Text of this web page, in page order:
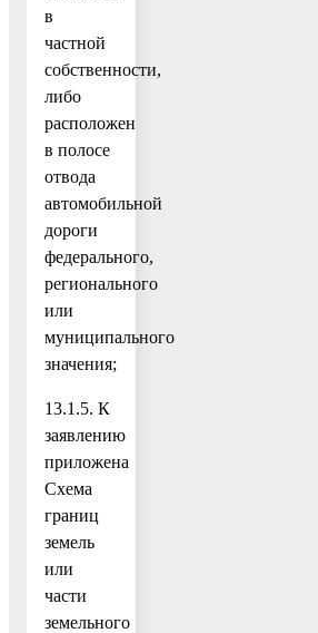
в
частной
собственности,
либо
расположен
в полосе
отвода
автомобильной
дороги
федерального,
регионального
или
муниципального
значения;
13.1.5. К
заявлению
приложена
Схема
границ
земель
или
части
земельного